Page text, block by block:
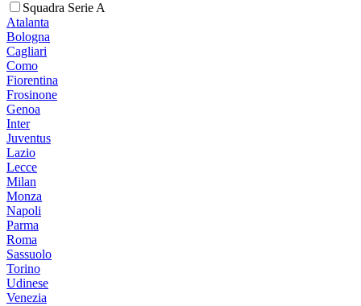
Squadra Serie A
Atalanta
Bologna
Cagliari
Como
Fiorentina
Frosinone
Genoa
Inter
Juventus
Lazio
Lecce
Milan
Monza
Napoli
Parma
Roma
Sassuolo
Torino
Udinese
Venezia